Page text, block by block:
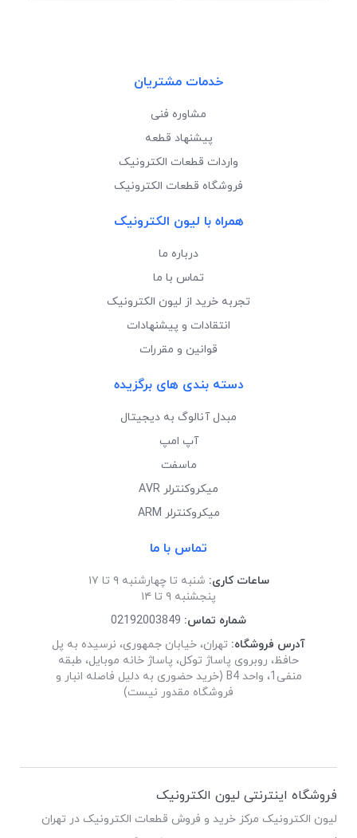
خدمات مشتریان
مشاوره فنی
پیشنهاد قطعه
واردات قطعات الکترونیک
فروشگاه قطعات الکترونیک
همراه با لیون الکترونیک
درباره ما
تماس با ما
تجربه خرید از لیون الکترونیک
انتقادات و پیشنهادات
قوانین و مقررات
دسته بندی های برگزیده
مبدل آنالوگ به دیجیتال
آپ امپ
ماسفت
میکروکنترلر AVR
میکروکنترلر ARM
تماس با ما
ساعات کاری: شنبه تا چهارشنبه ۹ تا ۱۷
پنجشنبه ۹ تا ۱۴
شماره تماس: 02192003849
آدرس فروشگاه: تهران، خیابان جمهوری، نرسیده به پل
حافظ، روبروی پاساژ توکل، پاساژ خانه موبایل، طبقه
منفی1، واحد B4 (خرید حضوری به دلیل فاصله انبار و
فروشگاه مقدور نیست)
فروشگاه اینترنتی لیون الکترونیک
لیون الکترونیک مرکز خرید و فروش قطعات الکترونیک در تهران